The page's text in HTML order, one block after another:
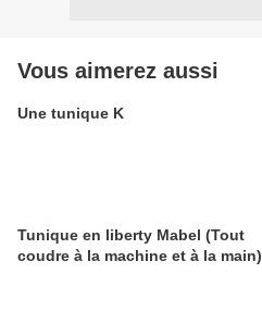
Vous aimerez aussi
Une tunique K
Tunique en liberty Mabel (Tout
coudre à la machine et à la main)